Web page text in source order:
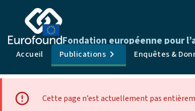
Fondation européenne pour
Accueil
Publications Enquêtes &
Cette page n’est actuellement pas